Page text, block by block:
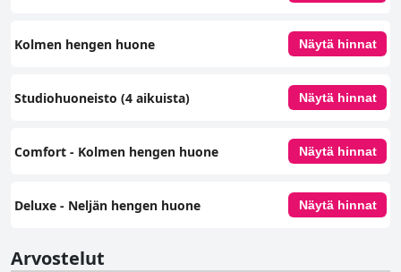
Kolmen hengen huone Näytä hinnat
Studiohuoneisto (4 aikuista) Näytä hinnat
Comfort - Kolmen hengen huone Näytä hinnat
Deluxe - Neljän hengen huone Näytä hinnat
Arvostelut